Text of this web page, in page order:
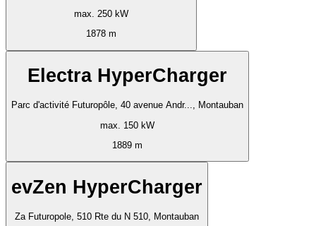
max. 250 kW
1878 m
Electra HyperCharger
Parc d'activité Futuropôle, 40 avenue Andr..., Montauban
max. 150 kW
1889 m
evZen HyperCharger
Za Futuropole, 510 Rte du N 510, Montauban